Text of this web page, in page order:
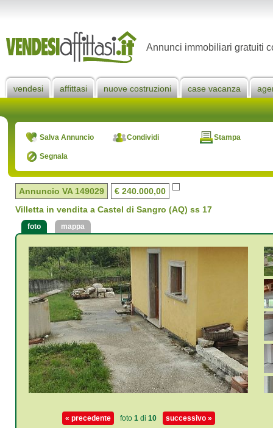
Annunci immobiliari gratuiti
vendesi affittasi nuove costruzioni case vacanza
Salva Annuncio Condividi Stampa
Segnala
Annuncio VA 149029
€ 240.000,00
Villetta in vendita a Castel di Sangro (AQ) ss 17
foto mappa
« precedente foto 1di 10 successivo »